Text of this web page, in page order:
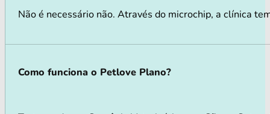
Não é necessário não. Através do microchip, a clínica
Como funciona o Petlove Plano?